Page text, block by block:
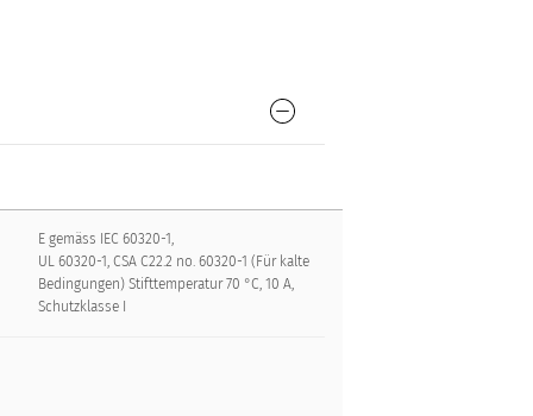
E gemäss IEC 60320-1,
UL 60320-1, CSA C22.2 no. 60320-1 (Für kalte
Bedingungen) Stifttemperatur 70 °C, 10 A,
Schutzklasse I